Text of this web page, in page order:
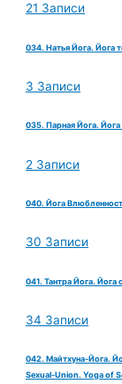
21 Записи
034. Натья Йога. Йога
3 Записи
035. Парная Йога. Йога
2 Записи
040. Йога
30 Записи
041. Тантра Йога. Йога
34 Записи
042. Майтхуна-Йога.
Sexual-Union. Yoga of